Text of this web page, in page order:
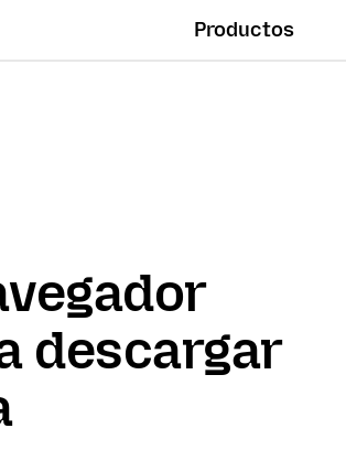
Productos
descargar